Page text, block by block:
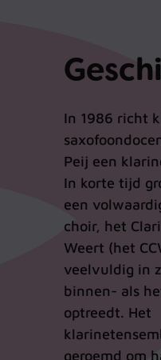
In 1986 richt
Peij een
In korte tijd
een
choir, het
Weert (het
veelvuldig in
binnen- als
optreedt. Het
geroemd om